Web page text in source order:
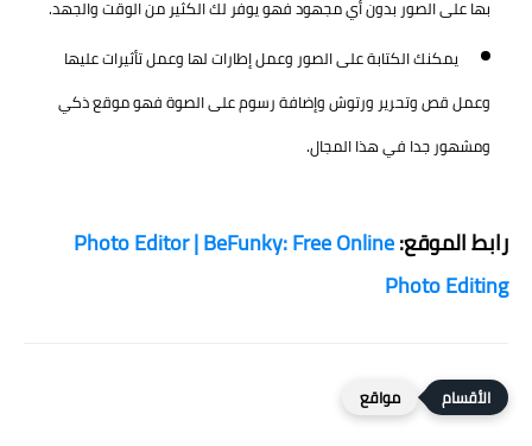
بها على الصور بدون أي مجهود فهو يوفر لك الكثير من الوقت والجهد.
يمكنك الكتابة على الصور وعمل إطارات لها وعمل تأثيرات عليها
وعمل قص وتحرير ورتوش وإضافة رسوم على الصوة فهو موقع ذكي
ومشهور جدا في هذا المجال.
رابط الموقع:Photo Editor | BeFunky: Free Online
Photo Editing
مواقع